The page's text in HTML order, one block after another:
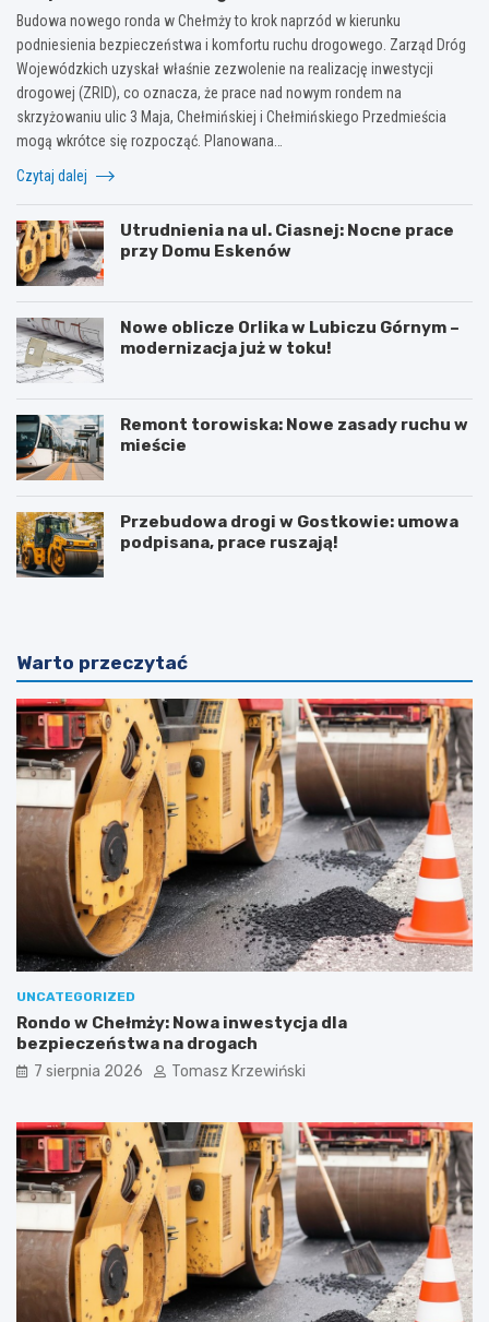
Budowa nowego ronda w Chełmży to krok naprzód w kierunku
podniesienia bezpieczeństwa i komfortu ruchu drogowego. Zarząd Dróg
Wojewódzkich uzyskał właśnie zezwolenie na realizację inwestycji
drogowej (ZRID), co oznacza, że prace nad nowym rondem na
skrzyżowaniu ulic 3 Maja, Chełmińskiej i Chełmińskiego Przedmieścia
mogą wkrótce się rozpocząć. Planowana…
Czytaj dalej
Utrudnienia na ul. Ciasnej: Nocne prace
przy Domu Eskenów
Nowe oblicze Orlika w Lubiczu Górnym –
modernizacja już w toku!
Remont torowiska: Nowe zasady ruchu w
mieście
Przebudowa drogi w Gostkowie: umowa
podpisana, prace ruszają!
Warto przeczytać
UNCATEGORIZED
Rondo w Chełmży: Nowa inwestycja dla
bezpieczeństwa na drogach
7 sierpnia 2026 Tomasz Krzewiński